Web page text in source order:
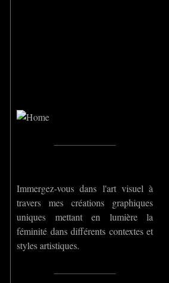
Immergez-vous dans l'art visuel à
travers mes créations graphiques
uniques mettant en lumière la
féminité dans différents contextes et
styles artistiques.